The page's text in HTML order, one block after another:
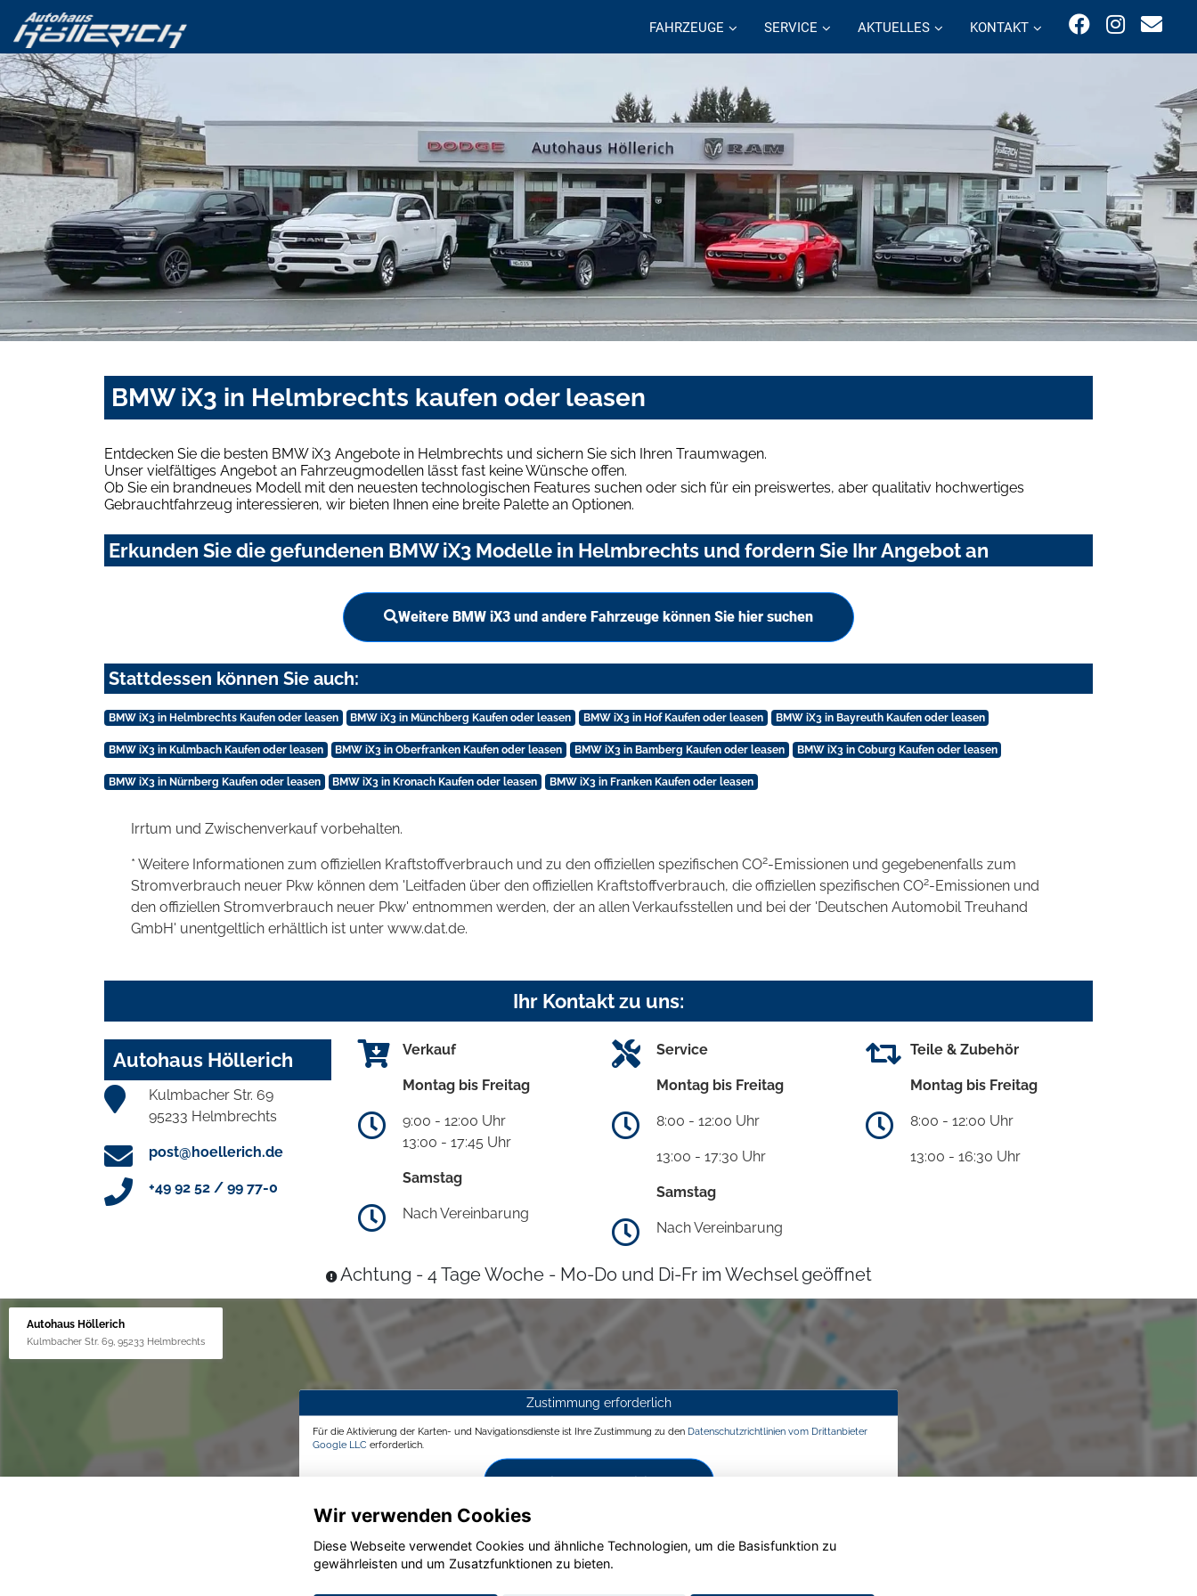
FAHRZEUGE SERVICE AKTUELLES KONTAKT
BMW iX3 in Helmbrechts kaufen oder leasen
Entdecken Sie die besten BMW iX3 Angebote in Helmbrechts und sichern Sie sich Ihren Traumwagen.
Unser vielfältiges Angebot an Fahrzeugmodellen lässt fast keine Wünsche offen.
Ob Sie ein brandneues Modell mit den neuesten technologischen Features suchen oder sich für ein preiswertes, aber qualitativ hochwertiges
Gebrauchtfahrzeug interessieren, wir bieten Ihnen eine breite Palette an Optionen.
Erkunden Sie die gefundenen BMW iX3 Modelle in Helmbrechts und fordern Sie Ihr Angebot an
Weitere BMW iX3 und andere Fahrzeuge können Sie hier suchen
Stattdessen können Sie auch:
BMW iX3 in Helmbrechts Kaufen oder leasen BMW iX3 in Münchberg Kaufen oder leasen BMW iX3 in Hof Kaufen oder leasen BMW iX3 in Bayreuth Kaufen oder leasen
BMW iX3 in Kulmbach Kaufen oder leasen BMW iX3 in Oberfranken Kaufen oder leasen BMW iX3 in Bamberg Kaufen oder leasen BMW iX3 in Coburg Kaufen oder leasen
BMW iX3 in Nürnberg Kaufen oder leasen BMW iX3 in Kronach Kaufen oder leasen BMW iX3 in Franken Kaufen oder leasen
Irrtum und Zwischenverkauf vorbehalten.
* Weitere Informationen zum offiziellen Kraftstoffverbrauch und zu den offiziellen spezifischen CO2-Emissionen und gegebenenfalls zum
Stromverbrauch neuer Pkw können dem 'Leitfaden über den offiziellen Kraftstoffverbrauch, die offiziellen spezifischen CO2-Emissionen und
den offiziellen Stromverbrauch neuer Pkw' entnommen werden, der an allen Verkaufsstellen und bei der 'Deutschen Automobil Treuhand
GmbH' unentgeltlich erhältlich ist unter www.dat.de.
Ihr Kontakt zu uns:
Autohaus Höllerich
Kulmbacher Str. 69
95233 Helmbrechts
post@hoellerich.de
+49 92 52 / 99 77-0
Verkauf
Montag bis Freitag
9:00 - 12:00 Uhr
13:00 - 17:45 Uhr
Samstag
Nach Vereinbarung
Service
Montag bis Freitag
8:00 - 12:00 Uhr
13:00 - 17:30 Uhr
Samstag
Nach Vereinbarung
Teile & Zubehör
Montag bis Freitag
8:00 - 12:00 Uhr
13:00 - 16:30 Uhr
Achtung - 4 Tage Woche - Mo-Do und Di-Fr im Wechsel geöffnet
Autohaus Höllerich
Kulmbacher Str. 69, 95233 Helmbrechts
Zustimmung erforderlich
Für die Aktivierung der Karten- und Navigationsdienste ist Ihre Zustimmung zu den Datenschutzrichtlinien vom Drittanbieter
Google LLC erforderlich.
Zustimmen und aktivieren
Wir verwenden Cookies
Diese Webseite verwendet Cookies und ähnliche Technologien, um die Basisfunktion zu
gewährleisten und um Zusatzfunktionen zu bieten.